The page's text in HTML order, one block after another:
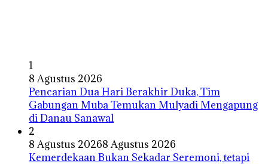
1
8 Agustus 2026
Pencarian Dua Hari Berakhir Duka, Tim
Gabungan Muba Temukan Mulyadi Mengapung
di Danau Sanawal
2
8 Agustus 20268 Agustus 2026
Kemerdekaan Bukan Sekadar Seremoni, tetapi